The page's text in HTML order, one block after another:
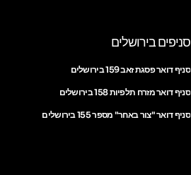
סניפים בירושלים
סניף דואר פסגת זאב 159 בירושלים
סניף דואר מזרח תלפיות 158 בירושלים
סניף דואר "צור באחר" מספר 155 בירושלים